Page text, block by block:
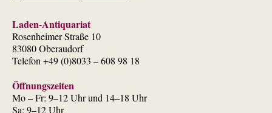
Laden-Antiquariat
Rosenheimer Straße 10
83080 Oberaudorf
Telefon +49 (0)8033 – 608 98 18
Öffnungszeiten
Mo – Fr: 9–12 Uhr und 14–18 Uhr
Sa: 9–12 Uhr